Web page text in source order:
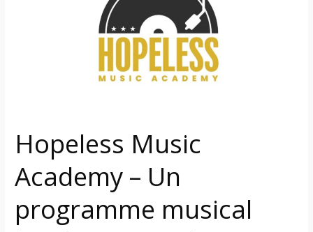
Hopeless Music
Academy – Un
programme musical
en
défavorisés